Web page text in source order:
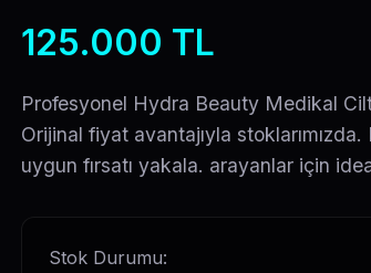
125.000 TL
Profesyonel Hydra Beauty Medikal Cilt
Orijinal fiyat avantajıyla stoklarımızda.
uygun fırsatı yakala. arayanlar için
Stok Durumu: